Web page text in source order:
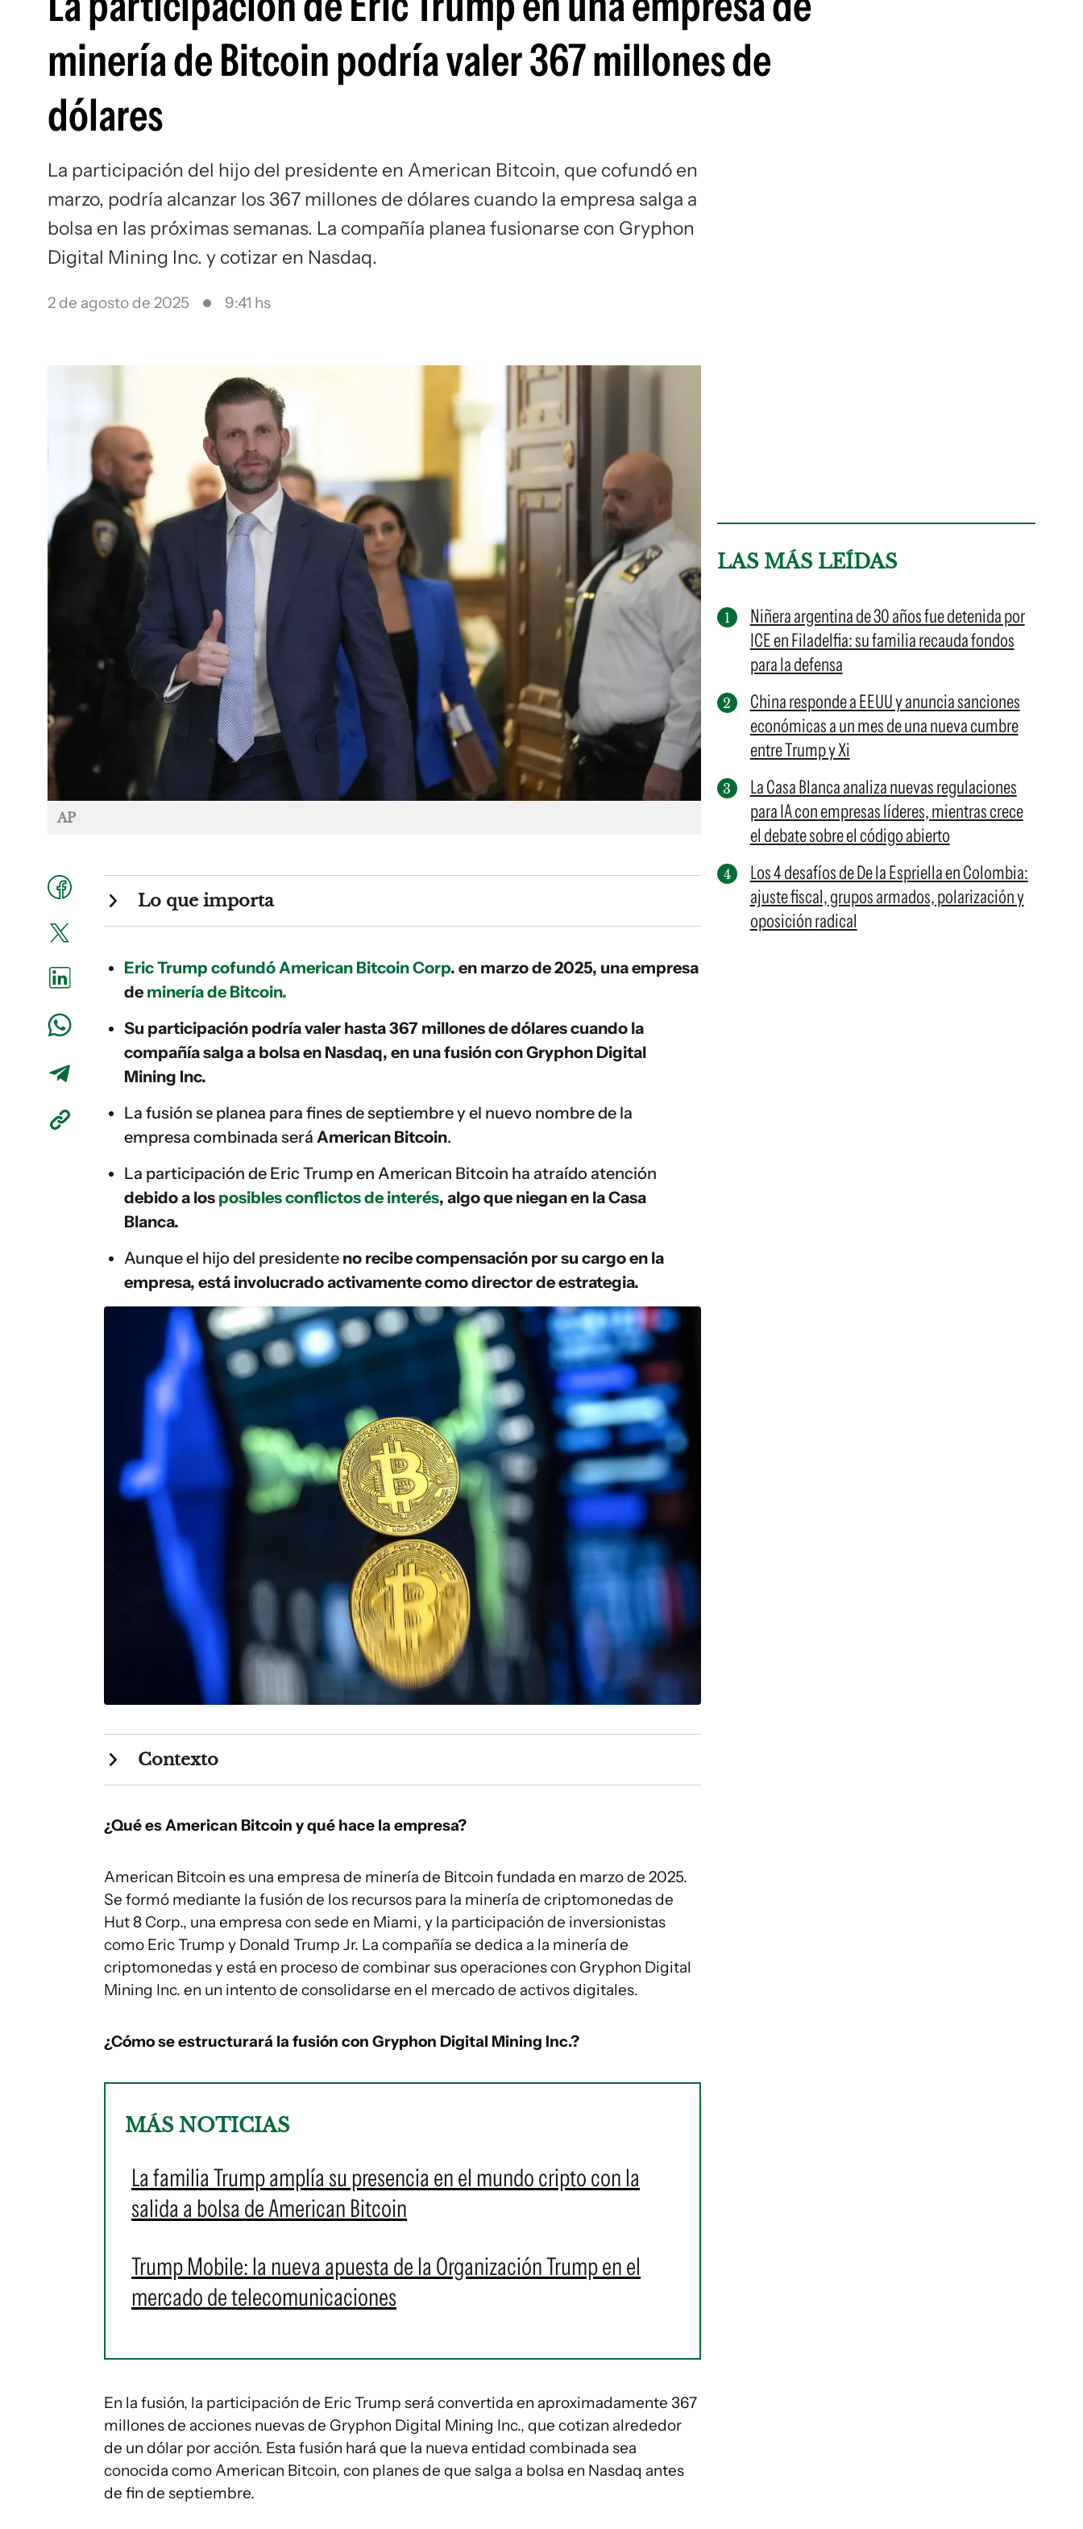
Siguenos en:
minería de Bitcoin podría valer 367 millones de
dólares
La participación del hijo del presidente en American Bitcoin, que cofundó en
marzo, podría alcanzar los 367 millones de dólares cuando la empresa salga a
bolsa en las próximas semanas. La compañía planea fusionarse con Gryphon
Digital Mining Inc. y cotizar en Nasdaq.
2 de agosto de 2025 9:41 hs
AP
Lo que importa
Eric Trump cofundó American Bitcoin Corp. en marzo de 2025, una empresa
de minería de Bitcoin.
Su participación podría valer hasta 367 millones de dólares cuando la
compañía salga a bolsa en Nasdaq, en una fusión con Gryphon Digital
Mining Inc.
La fusión se planea para fines de septiembre y el nuevo nombre de la
empresa combinada será American Bitcoin.
La participación de Eric Trump en American Bitcoin ha atraído atención
debido a los posibles conflictos de interés, algo que niegan en la Casa
Blanca.
Aunque el hijo del presidente no recibe compensación por su cargo en la
empresa, está involucrado activamente como director de estrategia.
Contexto
¿Qué es American Bitcoin y qué hace la empresa?
American Bitcoin es una empresa de minería de Bitcoin fundada en marzo de 2025.
Se formó mediante la fusión de los recursos para la minería de criptomonedas de
Hut 8 Corp., una empresa con sede en Miami, y la participación de inversionistas
como Eric Trump y Donald Trump Jr. La compañía se dedica a la minería de
criptomonedas y está en proceso de combinar sus operaciones con Gryphon Digital
Mining Inc. en un intento de consolidarse en el mercado de activos digitales.
¿Cómo se estructurará la fusión con Gryphon Digital Mining Inc.?
MÁS NOTICIAS
La familia Trump amplía su presencia en el mundo cripto con la
salida a bolsa de American Bitcoin
Trump Mobile: la nueva apuesta de la Organización Trump en el
mercado de telecomunicaciones
En la fusión, la participación de Eric Trump será convertida en aproximadamente 367
millones de acciones nuevas de Gryphon Digital Mining Inc., que cotizan alrededor
de un dólar por acción. Esta fusión hará que la nueva entidad combinada sea
conocida como American Bitcoin, con planes de que salga a bolsa en Nasdaq antes
de fin de septiembre.
LAS MÁS LEÍDAS
Niñera argentina de 30 años fue detenida por
ICE en Filadelfia: su familia recauda fondos
para la defensa
China responde a EEUU y anuncia sanciones
económicas a un mes de una nueva cumbre
entre Trump y Xi
La Casa Blanca analiza nuevas regulaciones
para IA con empresas líderes, mientras crece
el debate sobre el código abierto
Los 4 desafíos de De la Espriella en Colombia:
ajuste fiscal, grupos armados, polarización y
oposición radical